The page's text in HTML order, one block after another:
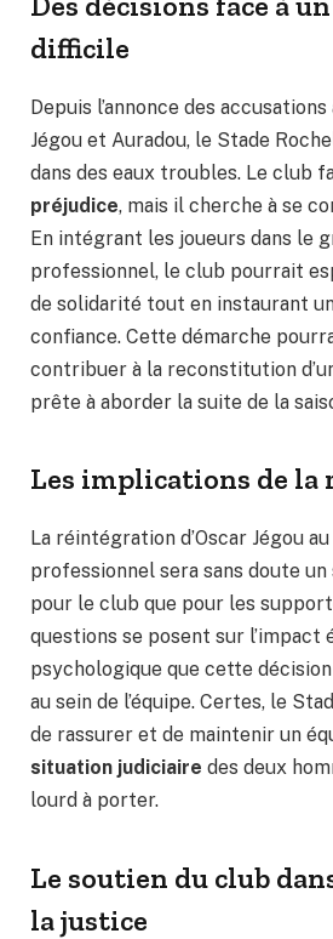
difficile
Depuis l’annonce des accusations
Jégou et Auradou, le Stade
dans des eaux troubles. Le club
préjudice, mais il cherche à se
En intégrant les joueurs dans le
professionnel, le club pourrait
de solidarité tout en instaurant
confiance. Cette démarche
contribuer à la reconstitution
prête à aborder la suite de la
Les implications de
La réintégration d’Oscar Jégou
professionnel sera sans doute
pour le club que pour les
questions se posent sur l’impact
psychologique que cette
au sein de l’équipe. Certes, le
de rassurer et de maintenir un
situation judiciaire des deux
lourd à porter.
Le soutien du club
la justice